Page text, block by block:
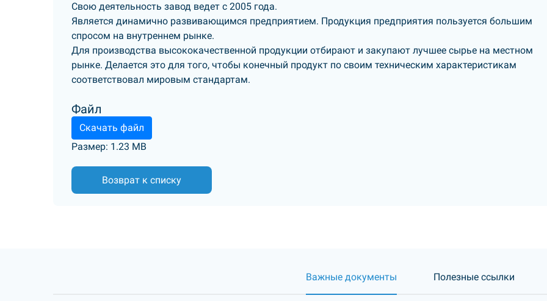
Свою деятельность завод ведет с 2005 года.
Является динамично развивающимся предприятием. Продукция предприятия пользуется большим
спросом на внутреннем рынке.
Для производства высококачественной продукции отбирают и закупают лучшее сырье на местном
рынке. Делается это для того, чтобы конечный продукт по своим техническим характеристикам
соответствовал мировым стандартам.
Файл
Скачать файл
Размер: 1.23 MB
Возврат к списку
Важные документы Полезные ссылки